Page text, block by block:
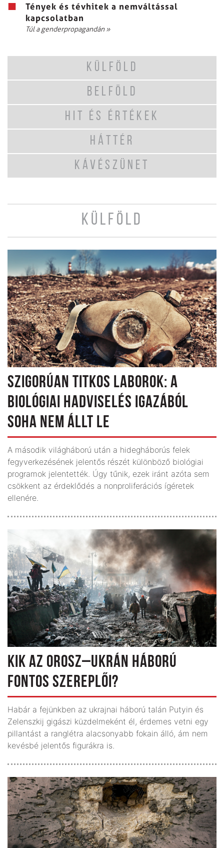
Tények és tévhitek a nemváltással
kapcsolatban
Túl a genderpropagandán»
KÜLFÖLD
BELFÖLD
HIT ÉS ÉRTÉKEK
HÁTTÉR
KÁVÉSZÜNET
KÜLFÖLD
SZIGORÚAN TITKOS LABOROK: A
BIOLÓGIAI HADVISELÉS IGAZÁBÓL
SOHA NEM ÁLLT LE
A második világháború után a hidegháborús felek
fegyverkezésének jelentős részét különböző biológiai
programok jelentették. Úgy tűnik, ezek iránt azóta sem
csökkent az érdeklődés a nonproliferációs ígéretek
ellenére.
KIK AZ OROSZ–UKRÁN HÁBORÚ
FONTOS SZEREPLŐI?
Habár a fejünkben az ukrajnai háború talán Putyin és
Zelenszkij gigászi küzdelmeként él, érdemes vetni egy
pillantást a ranglétra alacsonyabb fokain álló, ám nem
kevésbé jelentős figurákra is.